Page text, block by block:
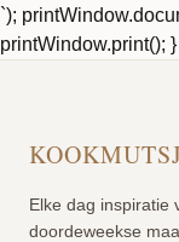
`);
printWindow.print(); }
Elke dag inspiratie
doordeweekse